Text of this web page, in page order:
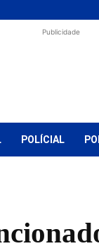
Publicidade
POLÍCIAL